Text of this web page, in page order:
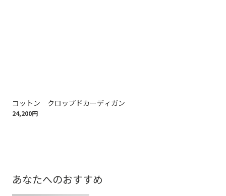
コットン クロップドカーディガン
24,200円
あなたへのおすすめ